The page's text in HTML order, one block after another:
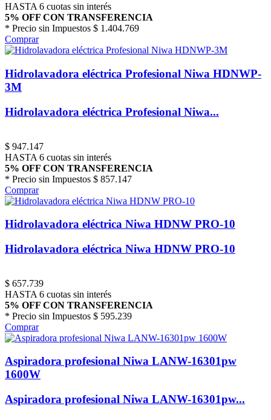
HASTA 6 cuotas sin interés
5% OFF CON TRANSFERENCIA
* Precio sin Impuestos $ 1.404.769
Comprar
Hidrolavadora eléctrica Profesional Niwa HDNWP-
3M
Hidrolavadora eléctrica Profesional Niwa...
$ 947.147
HASTA 6 cuotas sin interés
5% OFF CON TRANSFERENCIA
* Precio sin Impuestos $ 857.147
Comprar
Hidrolavadora eléctrica Niwa HDNW PRO-10
Hidrolavadora eléctrica Niwa HDNW PRO-10
$ 657.739
HASTA 6 cuotas sin interés
5% OFF CON TRANSFERENCIA
* Precio sin Impuestos $ 595.239
Comprar
Aspiradora profesional Niwa LANW-16301pw
1600W
Aspiradora profesional Niwa LANW-16301pw...